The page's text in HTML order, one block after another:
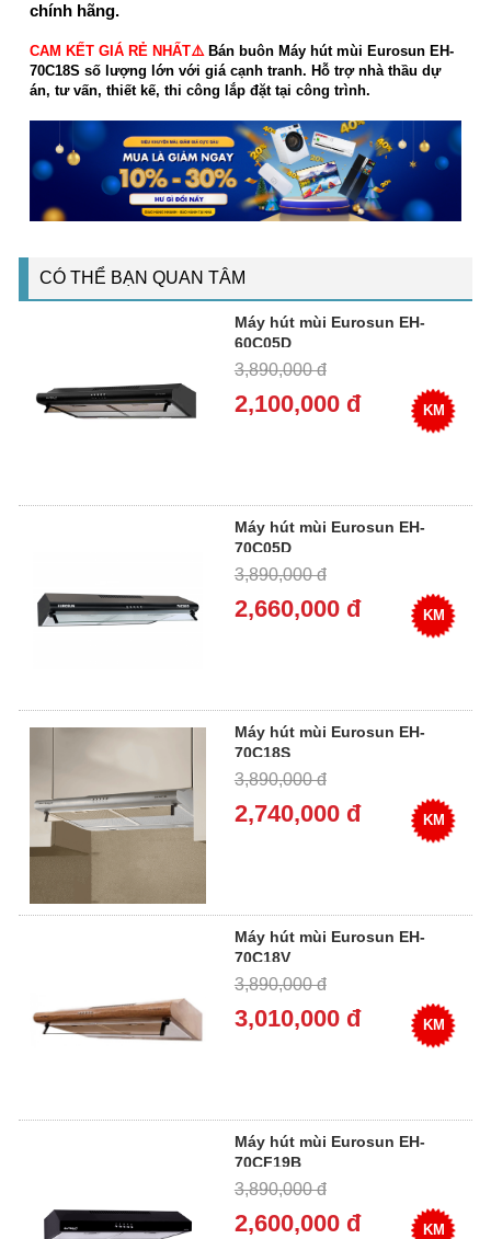
chính hãng.
CAM KẾT GIÁ RẺ NHẤT⚠️Bán buôn Máy hút mùi Eurosun EH-
70C18S số lượng lớn với giá cạnh tranh. Hỗ trợ nhà thầu dự
án, tư vấn, thiết kế, thi công lắp đặt tại công trình.
CÓ THỂ BẠN QUAN TÂM
Máy hút mùi Eurosun EH-
60C05D
3,890,000 đ
2,100,000 đ KM
Máy hút mùi Eurosun EH-
70C05D
3,890,000 đ
2,660,000 đ KM
Máy hút mùi Eurosun EH-
70C18S
3,890,000 đ
2,740,000 đ KM
Máy hút mùi Eurosun EH-
70C18V
3,890,000 đ
3,010,000 đ KM
Máy hút mùi Eurosun EH-
70CF19B
3,890,000 đ
2,600,000 đ KM